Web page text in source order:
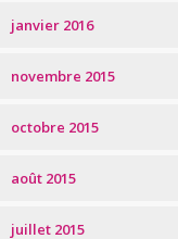
janvier 2016
novembre 2015
octobre 2015
août 2015
juillet 2015